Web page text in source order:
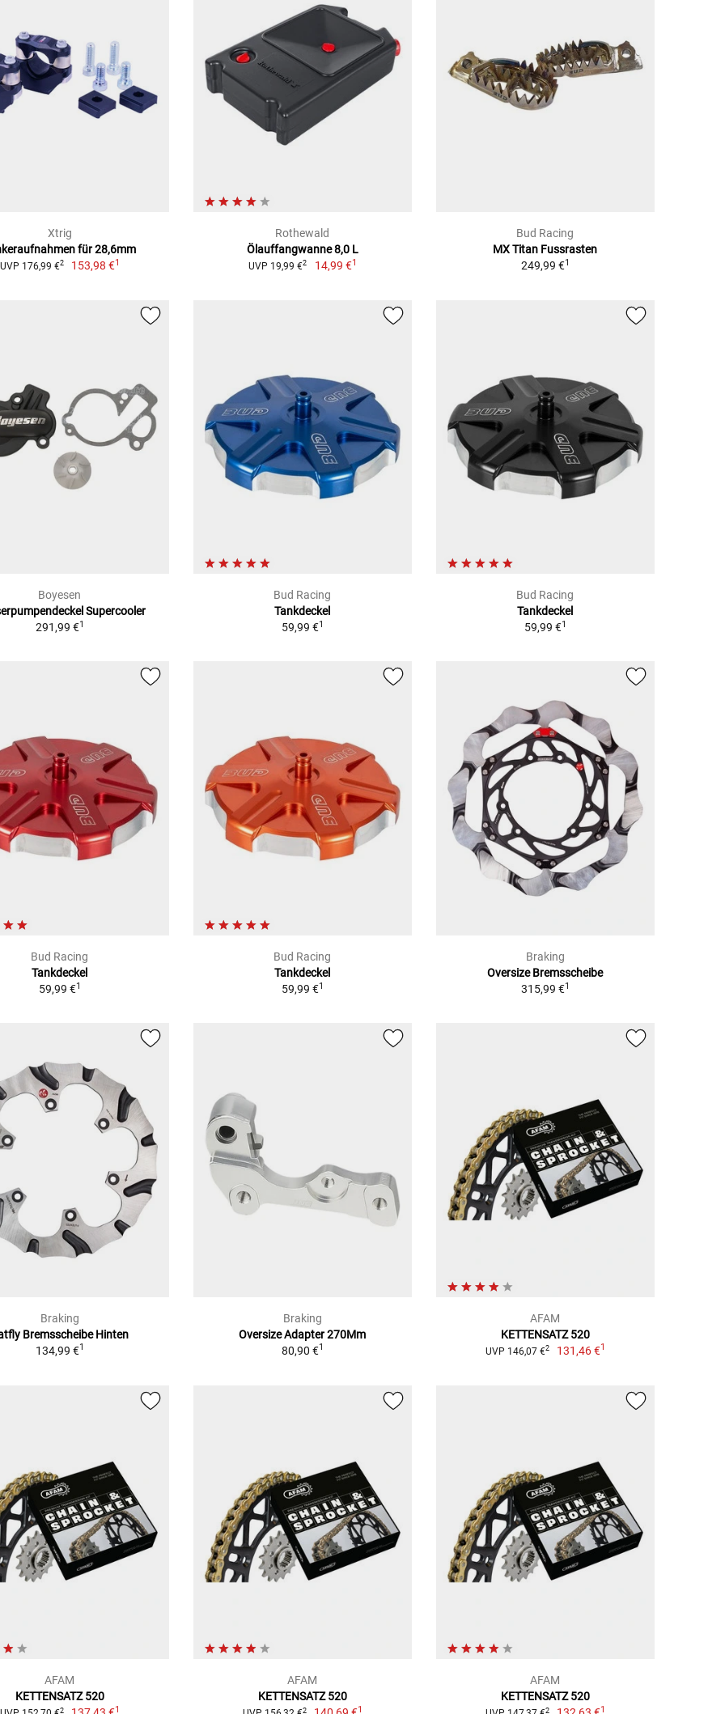
Xtrig
für 28,6mm
UVP 176,99 €2 153,98 €1
Rothewald
Ölauffangwanne 8,0 L
UVP 19,99 €2 14,99 €1
Bud Racing
MX Titan Fussrasten
249,99 €1
Boyesen
Supercooler
291,99 €1
Bud Racing
Tankdeckel
59,99 €1
Bud Racing
Tankdeckel
59,99 €1
Bud Racing
Tankdeckel
59,99 €1
Bud Racing
Tankdeckel
59,99 €1
Braking
Oversize Bremsscheibe
315,99 €1
Braking
Bremsscheibe Hinten
134,99 €1
Braking
Oversize Adapter 270Mm
80,90 €1
AFAM
KETTENSATZ 520
UVP 146,07 €2 131,46 €1
AFAM
KETTENSATZ 520
2 1
AFAM
KETTENSATZ 520
2 1
AFAM
KETTENSATZ 520
2 1